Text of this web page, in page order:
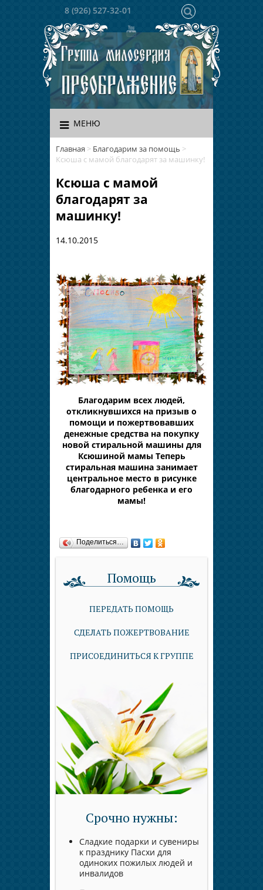
8 (926) 527-32-01
МЕНЮ
Главная > Благодарим за помощь >
Ксюша с мамой благодарят за машинку!
Ксюша с мамой
благодарят за
машинку!
14.10.2015
Благодарим всех людей,
откликнувшихся на призыв о
помощи и пожертвовавших
денежные средства на покупку
новой стиральной машины для
Ксюшиной мамы Теперь
стиральная машина занимает
центральное место в рисунке
благодарного ребенка и его
мамы!
Поделиться…
Помощь
ПЕРЕДАТЬ ПОМОЩЬ
СДЕЛАТЬ ПОЖЕРТВОВАНИЕ
ПРИСОЕДИНИТЬСЯ К ГРУППЕ
Срочно нужны:
Сладкие подарки и сувениры
к празднику Пасхи для
одиноких пожилых людей и
инвалидов